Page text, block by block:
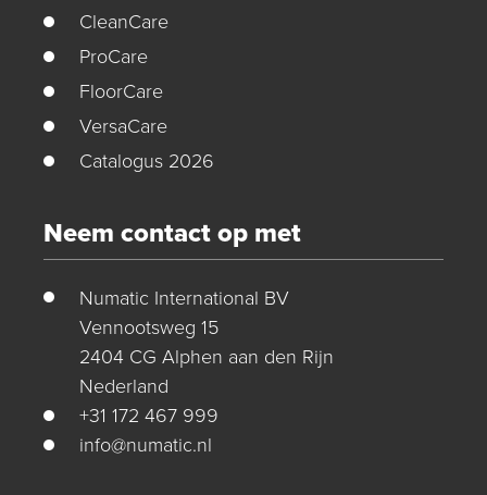
CleanCare
ProCare
FloorCare
VersaCare
Catalogus 2026
Neem contact op met
Numatic International BV
Vennootsweg 15
2404 CG Alphen aan den Rijn
Nederland
+31 172 467 999
info@numatic.nl